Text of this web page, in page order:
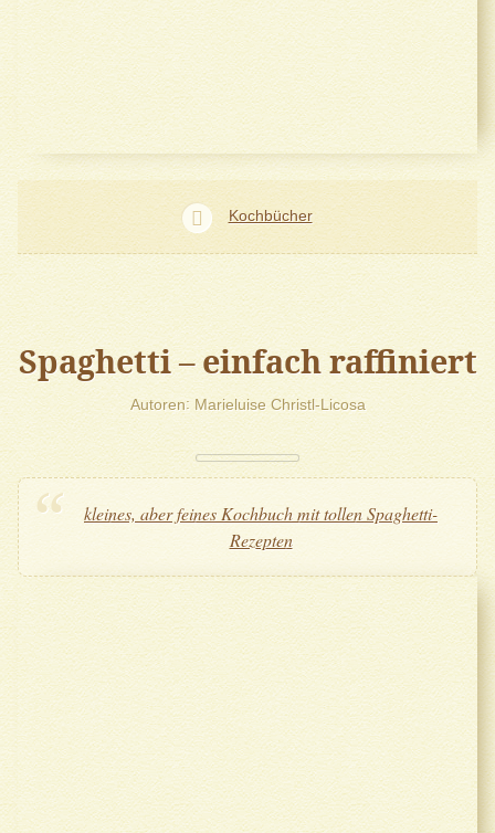
Kochbücher
Spaghetti – einfach raffiniert
Autoren Marieluise Christl-Licosa
kleines, aber feines Kochbuch mit tollen Spaghetti-
Rezepten